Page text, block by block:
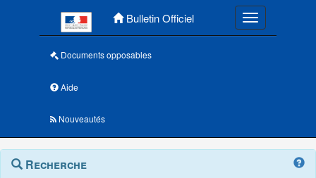
Bulletin Officiel Toggle
Documents opposables
Aide
Nouveautés
Navigation
Menu
contextuel
Recherche